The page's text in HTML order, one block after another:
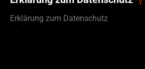
Erklärung zum Datenschutz